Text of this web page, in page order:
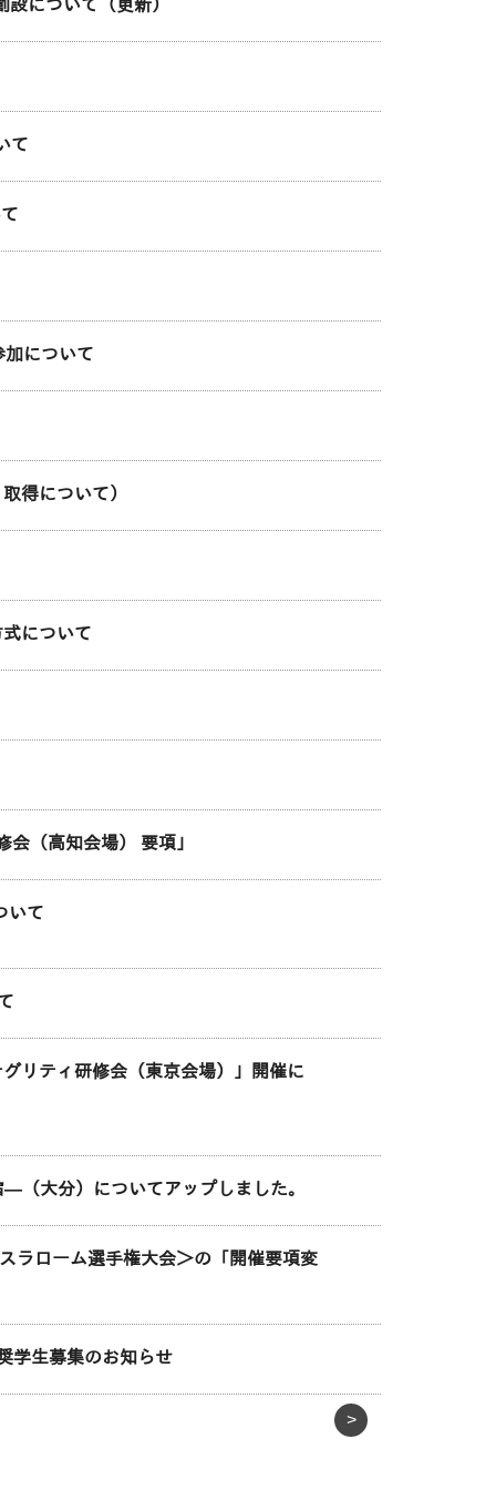
について（更新）
て
について
得について）
について
（高知会場） 要項」
いて
リティ研修会（東京会場）」開催に
大分）についてアップしました。
ラローム選手権大会＞の「開催要項変
学生募集のお知らせ
>